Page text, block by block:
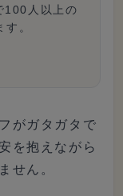
100人以上の
。
がガタガタで
を抱えながら
せん。